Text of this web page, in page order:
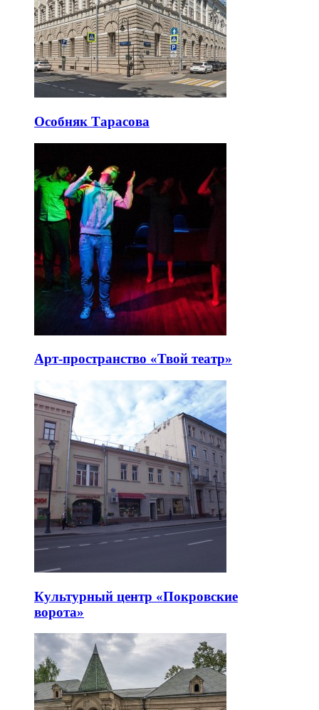
Особняк Тарасова
Арт-пространство «Твой театр»
Культурный центр «Покровские
ворота»